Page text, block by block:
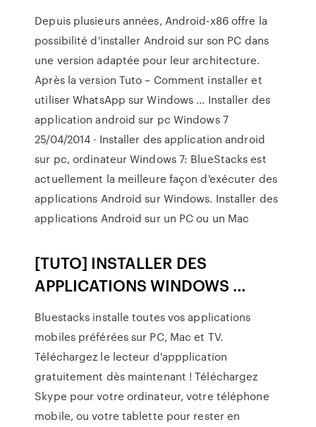
Depuis plusieurs années, Android-x86 offre la
possibilité d'installer Android sur son PC dans
une version adaptée pour leur architecture.
Après la version Tuto – Comment installer et
utiliser WhatsApp sur Windows ... Installer des
application android sur pc Windows 7
25/04/2014 · Installer des application android
sur pc, ordinateur Windows 7: BlueStacks est
actuellement la meilleure façon d'exécuter des
applications Android sur Windows. Installer des
applications Android sur un PC ou un Mac
[TUTO] INSTALLER DES
APPLICATIONS WINDOWS …
Bluestacks installe toutes vos applications
mobiles préférées sur PC, Mac et TV.
Téléchargez le lecteur d'appplication
gratuitement dès maintenant ! Téléchargez
Skype pour votre ordinateur, votre téléphone
mobile, ou votre tablette pour rester en